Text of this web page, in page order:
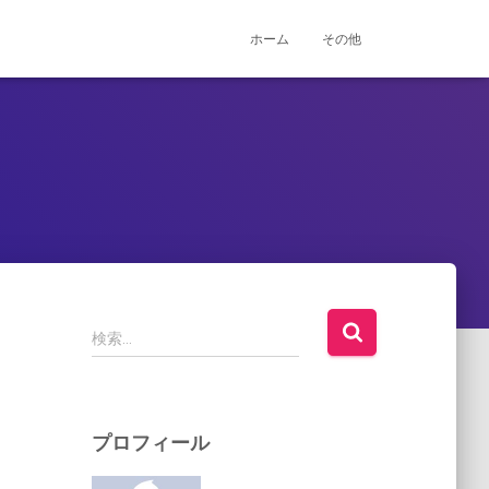
ホーム その他
検
索
検索…
プロフィール